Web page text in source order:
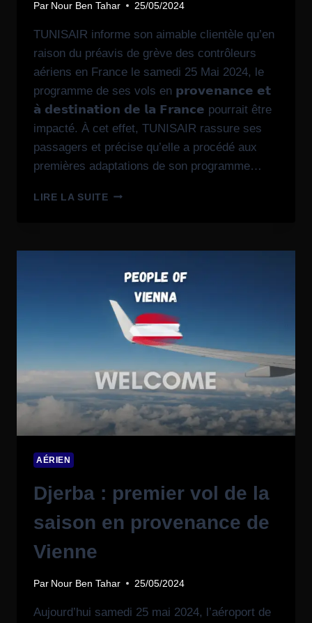
Par Nour Ben Tahar 25/05/2024
TUNISAIR informe son aimable clientèle qu’en
raison du préavis de grève des contrôleurs
aériens en France le samedi 25 Mai 2024, le
programme de ses vols en 𝗽𝗿𝗼𝘃𝗲𝗻𝗮𝗻𝗰𝗲 𝗲𝘁
𝗮̀ 𝗱𝗲𝘀𝘁𝗶𝗻𝗮𝘁𝗶𝗼𝗻 𝗱𝗲 𝗹𝗮 𝗙𝗿𝗮𝗻𝗰𝗲 pourrait être
impacté. À cet effet, TUNISAIR rassure ses
passagers et précise qu’elle a procédé aux
premières adaptations de son programme…
LIRE LA SUITE
AÉRIEN
Djerba : premier vol de la
saison en provenance de
Vienne
Par Nour Ben Tahar 25/05/2024
Aujourd’hui samedi 25 mai 2024, l’aéroport de